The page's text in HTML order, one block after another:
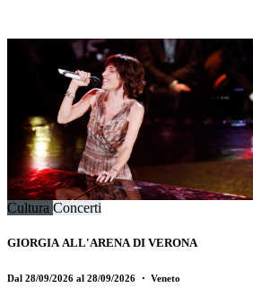
Cultura Concerti
GIORGIA ALL'ARENA DI VERONA
Dal 28/09/2026 al 28/09/2026 ・ Veneto